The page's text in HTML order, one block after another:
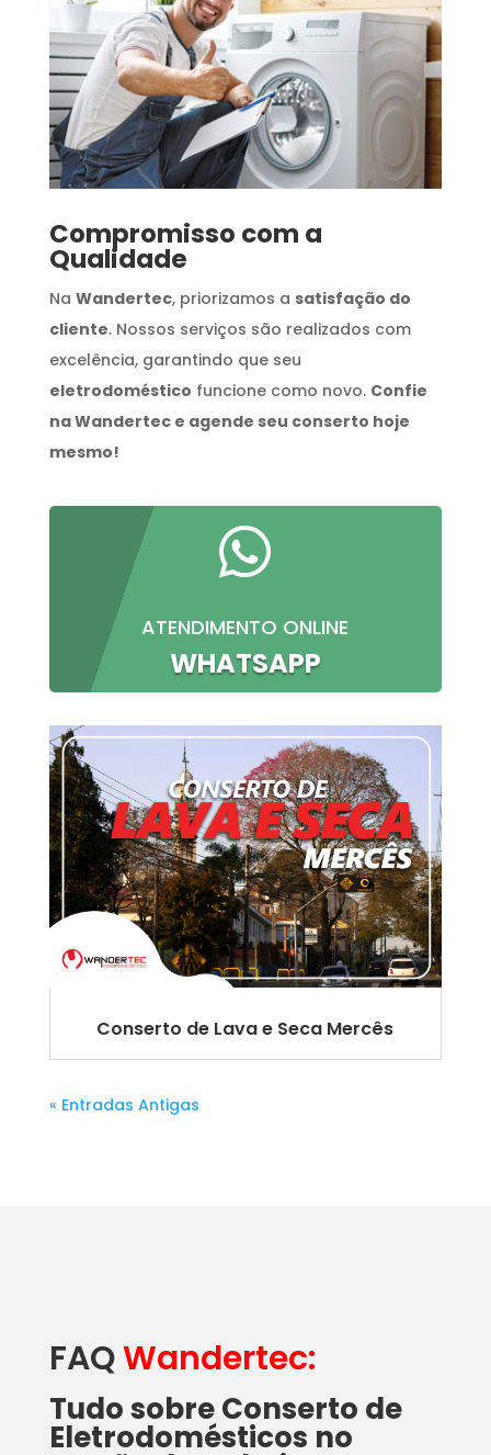
Compromisso com a
Qualidade
Na Wandertec, priorizamos a satisfação do
cliente. Nossos serviços são realizados com
excelência, garantindo que seu
eletrodoméstico funcione como novo. Confie
na Wandertec e agende seu conserto hoje
mesmo!

ATENDIMENTO ONLINE
WHATSAPP
Conserto de Lava e Seca Mercês
« Entradas Antigas
FAQWandertec:
Tudo sobre Conserto de
Eletrodomésticos no